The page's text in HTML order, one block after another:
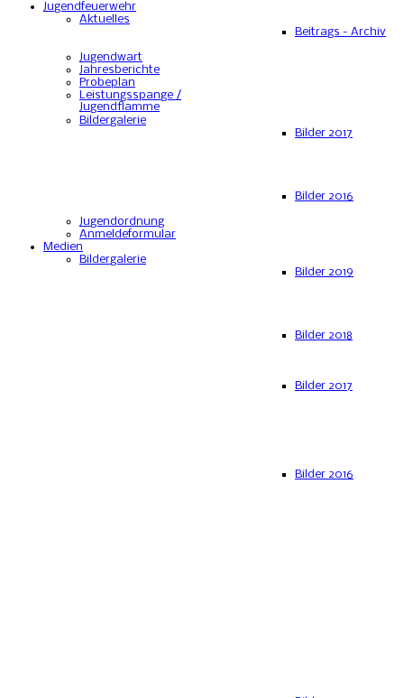
Jugendfeuerwehr
Aktuelles
Beitrags - Archiv
Jugendwart
Jahresberichte
Probeplan
Leistungsspange /
Jugendflamme
Bildergalerie
Bilder 2017
Bilder 2016
Jugendordnung
Anmeldeformular
Medien
Bildergalerie
Bilder 2019
Bilder 2018
Bilder 2017
Bilder 2016